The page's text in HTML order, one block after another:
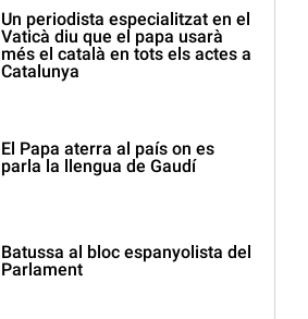
Un periodista especialitzat en el
Vaticà diu que el papa usarà
més el català en tots els actes a
Catalunya
El Papa aterra al país on es
parla la llengua de Gaudí
Batussa al bloc espanyolista del
Parlament